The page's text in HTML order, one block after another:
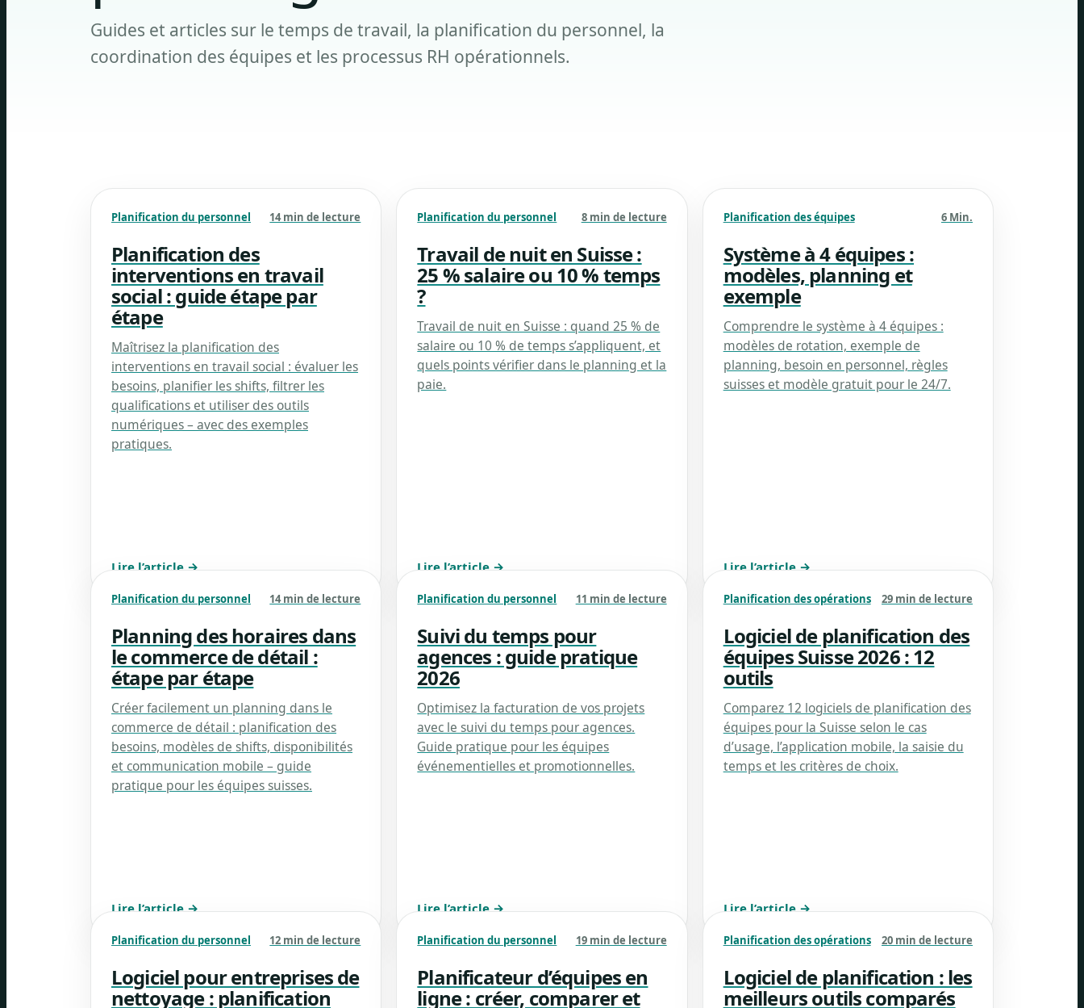
Guides et articles sur le temps de travail, la planification du personnel, la
coordination des équipes et les processus RH opérationnels.
Planification du personnel 14 min de lecture
Planification des
interventions en travail
social : guide étape par
étape
Maîtrisez la planification des
interventions en travail social : évaluer les
besoins, planifier les shifts, filtrer les
qualifications et utiliser des outils
numériques – avec des exemples
pratiques.
Lire l’article →
Planification du personnel 8 min de lecture
Travail de nuit en Suisse :
25 % salaire ou 10 % temps
?
Travail de nuit en Suisse : quand 25 % de
salaire ou 10 % de temps s’appliquent, et
quels points vérifier dans le planning et la
paie.
Lire l’article →
Planification des équipes 6 Min.
Système à 4 équipes :
modèles, planning et
exemple
Comprendre le système à 4 équipes :
modèles de rotation, exemple de
planning, besoin en personnel, règles
suisses et modèle gratuit pour le 24/7.
Lire l’article →
Planification du personnel 14 min de lecture
Planning des horaires dans
le commerce de détail :
étape par étape
Créer facilement un planning dans le
commerce de détail : planification des
besoins, modèles de shifts, disponibilités
et communication mobile – guide
pratique pour les équipes suisses.
Lire l’article →
Planification du personnel 11 min de lecture
Suivi du temps pour
agences : guide pratique
2026
Optimisez la facturation de vos projets
avec le suivi du temps pour agences.
Guide pratique pour les équipes
événementielles et promotionnelles.
Lire l’article →
Planification des opérations 29 min de lecture
Logiciel de planification des
équipes Suisse 2026 : 12
outils
Comparez 12 logiciels de planification des
équipes pour la Suisse selon le cas
d’usage, l’application mobile, la saisie du
temps et les critères de choix.
Lire l’article →
Planification du personnel 12 min de lecture
Logiciel pour entreprises de
nettoyage : planification
Planification du personnel 19 min de lecture
Planificateur d’équipes en
ligne : créer, comparer et
Planification des opérations 20 min de lecture
Logiciel de planification : les
meilleurs outils comparés